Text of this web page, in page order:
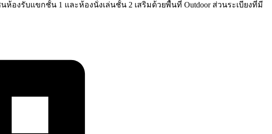
ห้องรับแขกชั้น 1 และห้องนั่งเล่นชั้น 2 เสริมด้วยพื้นที่ Outdoor ส่วนระเบียงที่มี